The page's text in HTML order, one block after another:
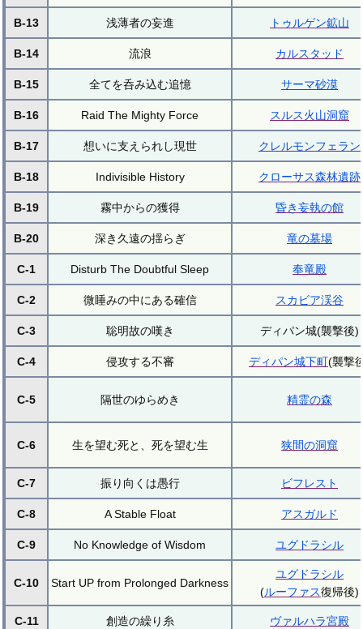
B-13 浅薄者の妄進 トゥルゲン鉱山
B-14 流浪 カルスタッド
B-15 全てを呑み込む追憶 サーマ砂漠
B-16 Raid The Mighty Force スルス火山洞窟
B-17 想いに支えられし現世 クレルモンフェラン
B-18 Indivisible History クローサス森林遺跡
B-19 霧中からの獲得 昏き妄執の館
B-20 深き久遠の揺らぎ 竜の墓場
C-1 Disturb The Doubtful Sleep 奉竜殿
C-2 微睡みの中にある確信 スカビア渓谷
C-3 聡明故の嘆き ディパン城(襲撃後)
C-4 侵攻する不審 ディパン城下町(襲撃
C-5 隔世のゆらめき 精霊の森
C-6 生を望む死と、死を望む生 狭間の洞窟
C-7 振り向くは愚行 ビフレスト
C-8 A Stable Float アスガルド
C-9 No Knowledge of Wisdom ユグドラシル
C-10 Start UP from Prolonged Darkness
ユグドラシル
(ルーファス復帰後)
C-11 創造の繰り糸 ヴァルハラ宮殿